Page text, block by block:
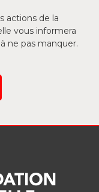
actions de la
vous informera
ne pas manquer.